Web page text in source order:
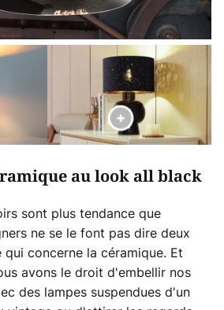
au look all black
sont plus tendance que
ne se le font pas dire deux
qui concerne la céramique. Et
avons le droit d'embellir nos
des lampes suspendues d'un